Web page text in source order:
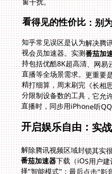
看得见的性价比：别
知乎常见误区是认为解决腾
视会员加速器。实测番茄加
直播时，同步用iPhone听
开启娱乐自由：实
解除腾讯视频区域封锁其实
番茄加速器下载（iOS用户
择"智能模式"；最后
打开腾讯视频会有开